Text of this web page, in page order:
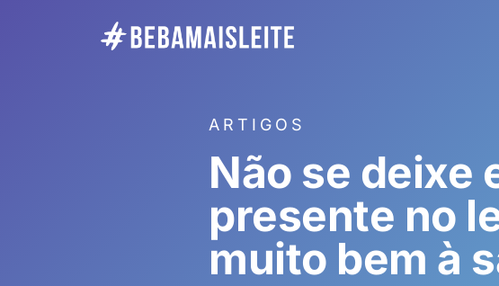
ARTIGOS
Não se deixe
presente no
muito bem à